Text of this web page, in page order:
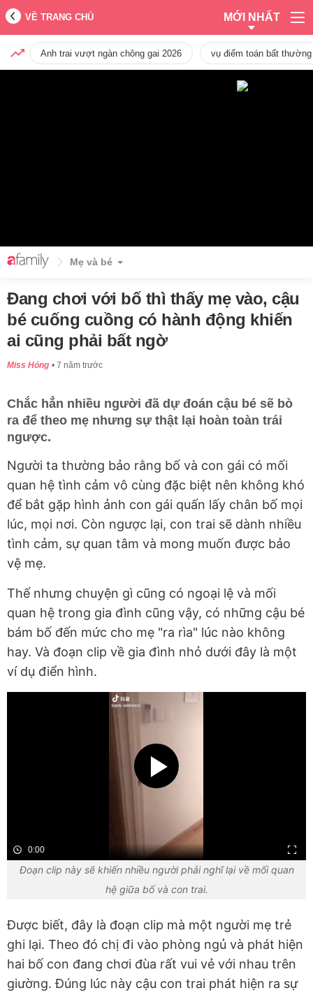
VỀ TRANG CHỦ MỚI NHẤT
Anh trai vượt ngàn chông gai 2026 vụ điểm toán bất
Mẹ và bé
Đang chơi với bố thì thấy mẹ vào, cậu
bé cuống cuồng có hành động khiến
ai cũng phải bất ngờ
Miss Hóng 7 năm trước
Chắc hẳn nhiều người đã dự đoán cậu bé sẽ bò
ra để theo mẹ nhưng sự thật lại hoàn toàn trái
ngược.
Người ta thường bảo rằng bố và con gái có mối
quan hệ tình cảm vô cùng đặc biệt nên không khó
để bắt gặp hình ảnh con gái quấn lấy chân bố mọi
lúc, mọi nơi. Còn ngược lại, con trai sẽ dành nhiều
tình cảm, sự quan tâm và mong muốn được bảo
vệ mẹ.
Thế nhưng chuyện gì cũng có ngoại lệ và mối
quan hệ trong gia đình cũng vậy, có những cậu bé
bám bố đến mức cho mẹ "ra rìa" lúc nào không
hay. Và đoạn clip về gia đình nhỏ dưới đây là một
ví dụ điển hình.
0:00
Đoạn clip này sẽ khiến nhiều người phải nghĩ lại về mối quan
hệ giữa bố và con trai.
Được biết, đây là đoạn clip mà một người mẹ trẻ
ghi lại. Theo đó chị đi vào phòng ngủ và phát hiện
hai bố con đang chơi đùa rất vui vẻ với nhau trên
giường. Đúng lúc này cậu con trai phát hiện ra sự